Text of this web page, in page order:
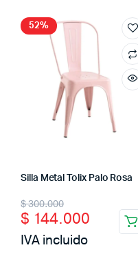
$ 300.000.
$ 169.900.
52%
Silla Metal Tolix Palo Rosa
$300.000
Original
price
was:
$ 144.000
Current
price
is:
IVA incluido